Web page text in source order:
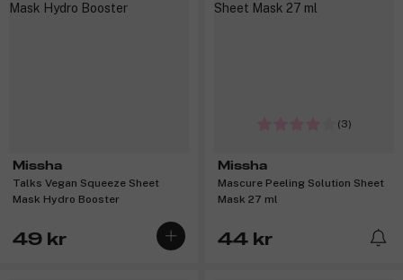
Missha
Talks Vegan Squeeze Sheet
Mask Hydro Booster
49 kr
(3)
Missha
Mascure Peeling Solution Sheet
Mask 27 ml
44 kr